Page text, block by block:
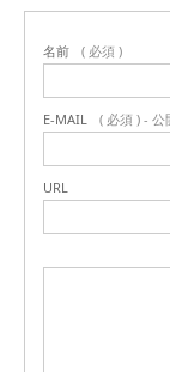
名前 ( 必須 )
E-MAIL ( 必須 ) - 公
URL